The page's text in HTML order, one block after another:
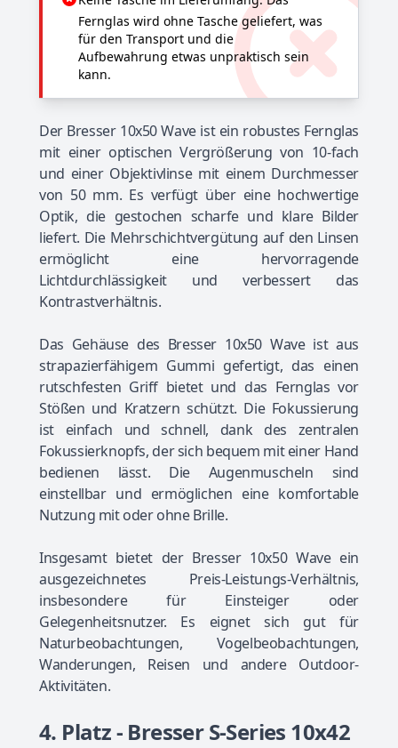
Fernglas wird ohne Tasche geliefert, was
für den Transport und die
Aufbewahrung etwas unpraktisch sein
kann.
Der Bresser 10x50 Wave ist ein robustes Fernglas
mit einer optischen Vergrößerung von 10-fach
und einer Objektivlinse mit einem Durchmesser
von 50 mm. Es verfügt über eine hochwertige
Optik, die gestochen scharfe und klare Bilder
liefert. Die Mehrschichtvergütung auf den Linsen
ermöglicht eine hervorragende
Lichtdurchlässigkeit und verbessert das
Kontrastverhältnis.
Das Gehäuse des Bresser 10x50 Wave ist aus
strapazierfähigem Gummi gefertigt, das einen
rutschfesten Griff bietet und das Fernglas vor
Stößen und Kratzern schützt. Die Fokussierung
ist einfach und schnell, dank des zentralen
Fokussierknopfs, der sich bequem mit einer Hand
bedienen lässt. Die Augenmuscheln sind
einstellbar und ermöglichen eine komfortable
Nutzung mit oder ohne Brille.
Insgesamt bietet der Bresser 10x50 Wave ein
ausgezeichnetes Preis-Leistungs-Verhältnis,
insbesondere für Einsteiger oder
Gelegenheitsnutzer. Es eignet sich gut für
Naturbeobachtungen, Vogelbeobachtungen,
Wanderungen, Reisen und andere Outdoor-
Aktivitäten.
4. Platz - Bresser S-Series 10x42